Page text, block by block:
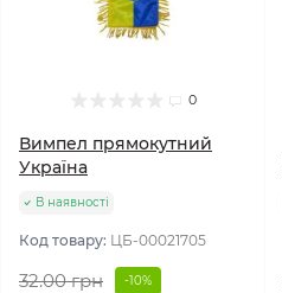
0
Вимпел прямокутний
Україна
В наявності
Код товару: ЦБ-00021705
32.00 грн -10%